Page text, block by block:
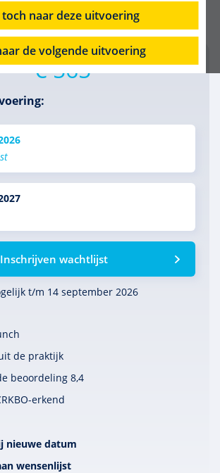
toch naar deze uitvoering
de volgende uitvoering
met een psychose te verbeteren.
€ 565
Inschrijven wachtlijst
t/m 14 september 2026
de praktijk
beoordeling 8,4
erkend
nieuwe datum
wensenlijst